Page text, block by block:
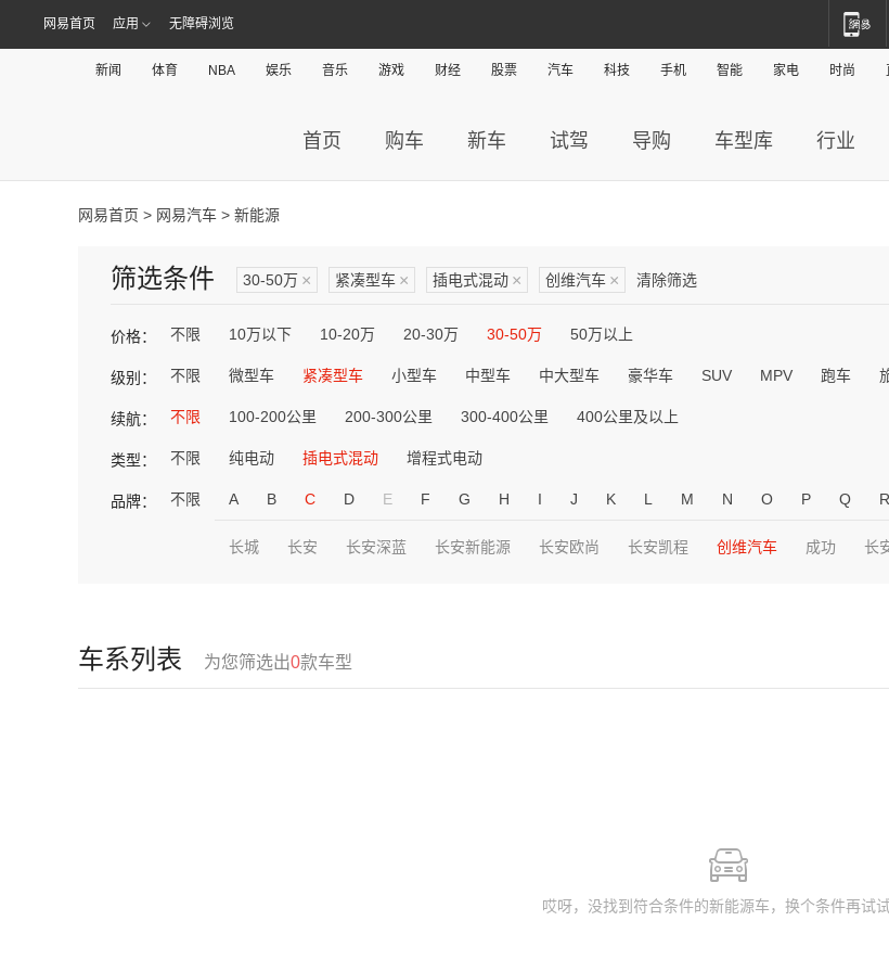
网易首页 应用 无障碍浏览
新闻 体育 NBA 娱乐 音乐 游戏 财经 股票 汽车 科技 手机 智能 家电 时尚
首页 购车 新车 试驾 导购 车型库 行业
网易首页 > 网易汽车 > 新能源
筛选条件 30-50万 × 紧凑型车 × 插电式混动 × 创维汽车 × 清除筛选
价格： 不限 10万以下 10-20万 20-30万 30-50万 50万以上
级别： 不限 微型车 紧凑型车 小型车 中型车 中大型车 豪华车 SUV MPV 跑车
续航： 不限 100-200公里 200-300公里 300-400公里 400公里及以上
类型： 不限 纯电动 插电式混动 增程式电动
品牌： 不限 A B C D E F G H I J K L M N O P Q R
长城 长安 长安深蓝 长安新能源 长安欧尚 长安凯程 创维汽车 成功 长
车系列表 为您筛选出0款车型
哎呀，没找到符合条件的新能源车，换个条件再试